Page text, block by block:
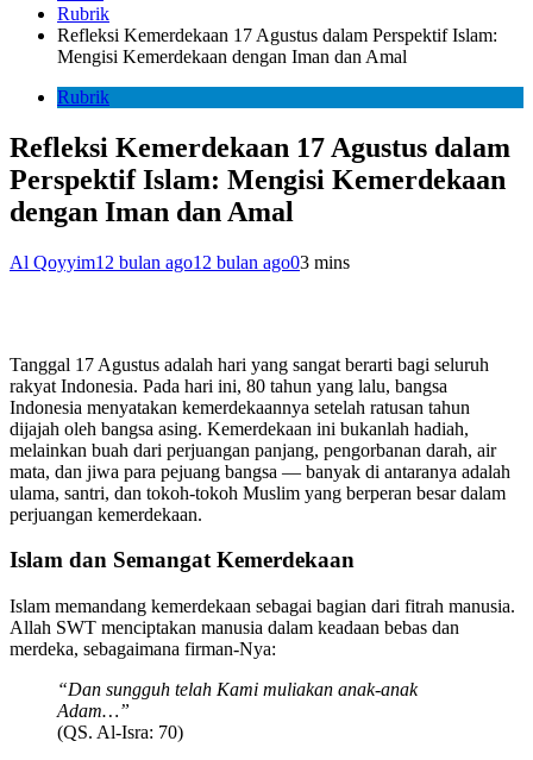
Rubrik
Refleksi Kemerdekaan 17 Agustus dalam Perspektif Islam:
Mengisi Kemerdekaan dengan Iman dan Amal
Rubrik
Refleksi Kemerdekaan 17 Agustus dalam
Perspektif Islam: Mengisi Kemerdekaan
dengan Iman dan Amal
Al Qoyyim12 bulan ago12 bulan ago03 mins
Tanggal 17 Agustus adalah hari yang sangat berarti bagi seluruh
rakyat Indonesia. Pada hari ini, 80 tahun yang lalu, bangsa
Indonesia menyatakan kemerdekaannya setelah ratusan tahun
dijajah oleh bangsa asing. Kemerdekaan ini bukanlah hadiah,
melainkan buah dari perjuangan panjang, pengorbanan darah, air
mata, dan jiwa para pejuang bangsa — banyak di antaranya adalah
ulama, santri, dan tokoh-tokoh Muslim yang berperan besar dalam
perjuangan kemerdekaan.
Islam dan Semangat Kemerdekaan
Islam memandang kemerdekaan sebagai bagian dari fitrah manusia.
Allah SWT menciptakan manusia dalam keadaan bebas dan
merdeka, sebagaimana firman-Nya:
“Dan sungguh telah Kami muliakan anak-anak
Adam…”
(QS. Al-Isra: 70)